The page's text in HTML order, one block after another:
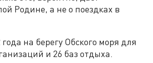
Родине, а не о поездках в
на берегу Обского моря для
и 26 баз отдыха.